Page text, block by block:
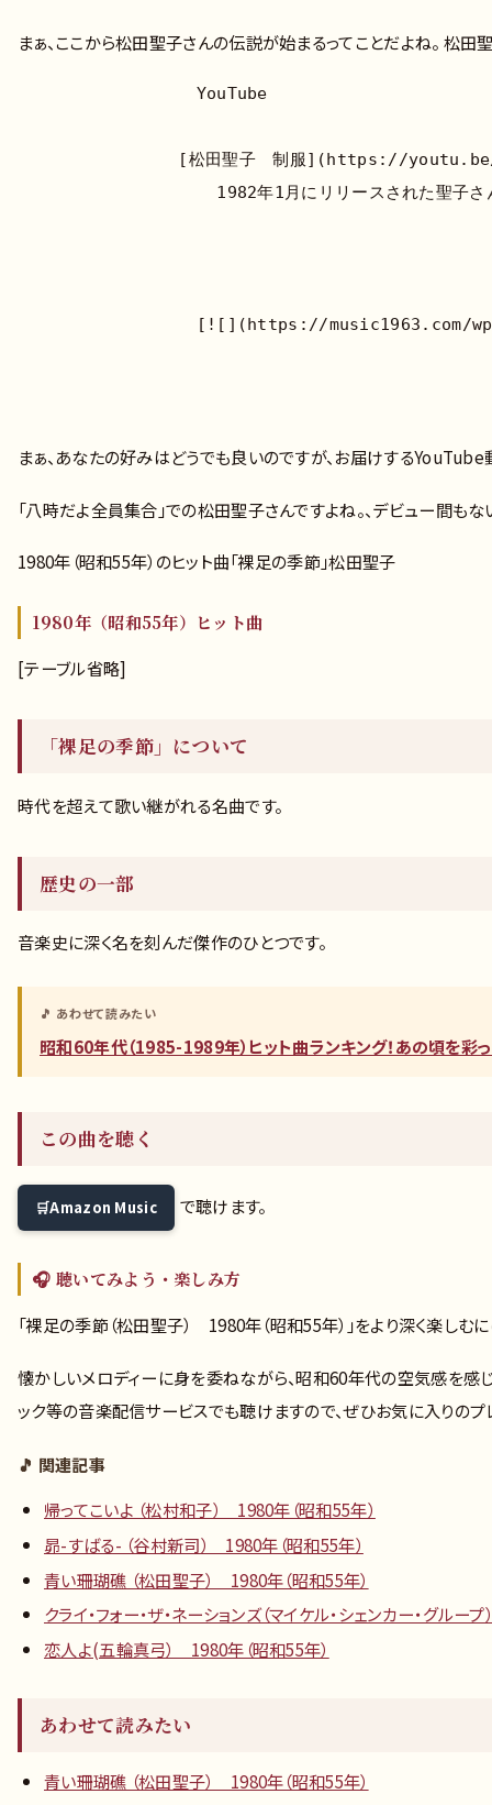
まぁ、ここから松田聖子さんの伝説が始まるってことだよね。 松田
まぁ、あなたの好みはどうでも良いのですが、お届けする
「八時だよ全員集合」での松田聖子さんですよね。、デビュー間も
1980年（昭和55年）のヒット曲「裸足の季節」松田聖子
1980年（昭和55年）ヒット曲
[テーブル省略]
「裸足の季節」について
時代を超えて歌い継がれる名曲です。
歴史の一部
音楽史に深く名を刻んだ傑作のひとつです。
🎵 あわせて読みたい
昭和60年代（1985-1989年）ヒット曲ランキング！あの頃を彩
この曲を聴く
Amazon Music で聴けます。
🎧 聴いてみよう・楽しみ方
「裸足の季節（松田聖子） 1980年（昭和55年）」をより深く楽し
懐かしいメロディーに身を委ねながら、昭和60年代の空気感を感
ック等の音楽配信サービスでも聴けますので、ぜひお気に入りのプ
🎵 関連記事
帰ってこいよ （松村和子） 1980年（昭和55年）
昴-すばる- （谷村新司） 1980年（昭和55年）
青い珊瑚礁 （松田聖子） 1980年（昭和55年）
クライ・フォー・ザ・ネーションズ（マイケル・シェンカー・グルー
恋人よ(五輪真弓） 1980年（昭和55年）
あわせて読みたい
青い珊瑚礁 （松田聖子） 1980年（昭和55年）